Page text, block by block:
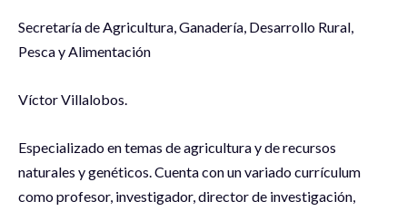
Secretaría de Agricultura, Ganadería, Desarrollo Rural,
Pesca y Alimentación
Víctor Villalobos.
Especializado en temas de agricultura y de recursos
naturales y genéticos. Cuenta con un variado currículum
como profesor, investigador, director de investigación,